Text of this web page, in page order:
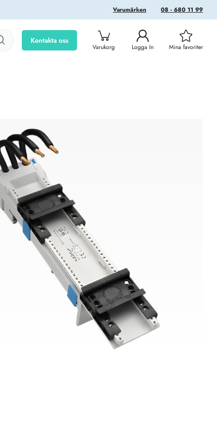
08 - 680 11 99
Varumärken
Kontakta oss
Varukorg Logga In Mina favoriter